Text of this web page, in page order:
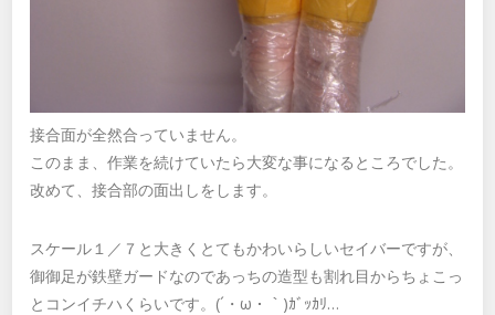
接合面が全然合っていません。
このまま、作業を続けていたら大変な事になるところでした。
改めて、接合部の面出しをします。
スケール１／７と大きくとてもかわいらしいセイバーですが、
御御足が鉄壁ガードなのであっちの造型も割れ目からちょこっ
とコンイチハくらいです。(´・ω・｀)ｶﾞｯｶﾘ…